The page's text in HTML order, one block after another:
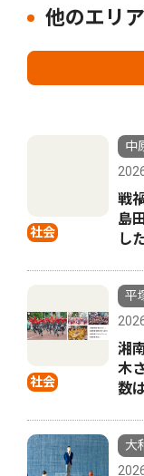
他のエリ
社会
中
戦
島
し
社会
平
湘
木
数
大